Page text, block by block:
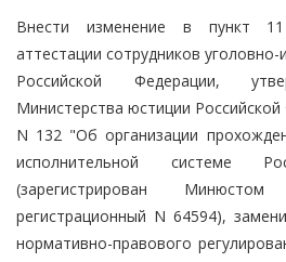
Внести изменение в пункт
аттестации сотрудников
Российской Федерации,
Министерства юстиции
N 132 "Об организации
исполнительной системе
(зарегистрирован
регистрационный N 64594),
нормативно-правового